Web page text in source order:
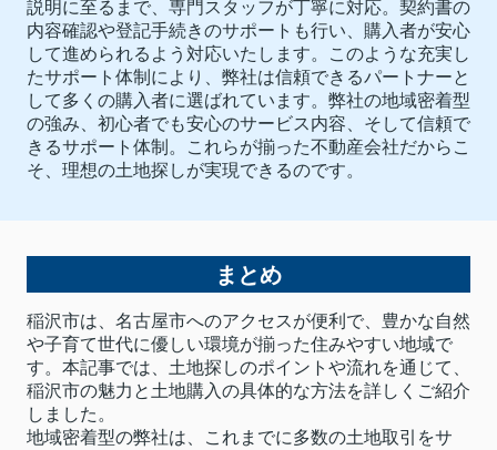
説明に至るまで、専門スタッフが丁寧に対応。契約書の
内容確認や登記手続きのサポートも行い、購入者が安心
して進められるよう対応いたします。このような充実し
たサポート体制により、弊社は信頼できるパートナーと
して多くの購入者に選ばれています。弊社の地域密着型
の強み、初心者でも安心のサービス内容、そして信頼で
きるサポート体制。これらが揃った不動産会社だからこ
そ、理想の土地探しが実現できるのです。
まとめ
稲沢市は、名古屋市へのアクセスが便利で、豊かな自然
や子育て世代に優しい環境が揃った住みやすい地域で
す。本記事では、土地探しのポイントや流れを通じて、
稲沢市の魅力と土地購入の具体的な方法を詳しくご紹介
しました。
地域密着型の弊社は、これまでに多数の土地取引をサ